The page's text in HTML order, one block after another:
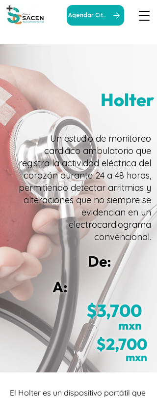
Agendar Cita
Holter
Un estudio de monitoreo
cardiaco ambulatorio que
registra la actividad eléctrica del
corazón durante 24 a 48 horas,
permitiendo detectar arritmias y
alteraciones que no siempre se
evidencian en un
electrocardiograma
convencional.
De:
A:
$3,700
mxn
$2,700
mxn
El Holter es un dispositivo portátil que